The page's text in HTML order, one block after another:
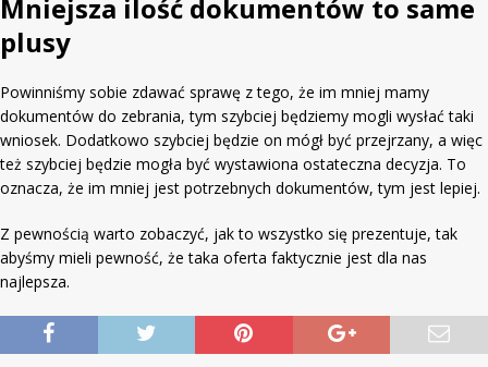
Mniejsza ilość dokumentów to same
plusy
Powinniśmy sobie zdawać sprawę z tego, że im mniej mamy
dokumentów do zebrania, tym szybciej będziemy mogli wysłać taki
wniosek. Dodatkowo szybciej będzie on mógł być przejrzany, a więc
też szybciej będzie mogła być wystawiona ostateczna decyzja. To
oznacza, że im mniej jest potrzebnych dokumentów, tym jest lepiej.
Z pewnością warto zobaczyć, jak to wszystko się prezentuje, tak
abyśmy mieli pewność, że taka oferta faktycznie jest dla nas
najlepsza.